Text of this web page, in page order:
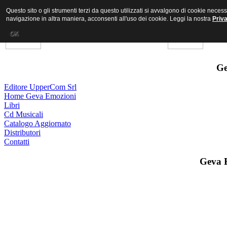
Editore UpperCom Srl
Home Geva Emozioni
Libri
Cd Musicali
Catalogo Aggiornato
Distributori
Contatti
Geva
Questo sito o gli strumenti terzi da questo utilizzati si avvalgono di cookie
navigazione in altra maniera, acconsenti all'uso dei cookie. Leggi la nostra
OK